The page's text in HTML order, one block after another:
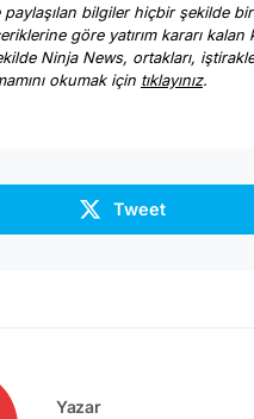
bilgiler hiçbir şekilde
göre yatırım kararı kalan
Ninja News, ortakları,
okumak için tıklayınız.
Tweet
Yazar